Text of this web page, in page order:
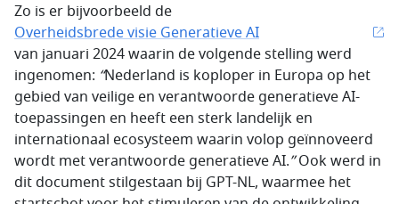
Zo is er bijvoorbeeld de
Overheidsbrede visie Generatieve AI
van januari 2024 waarin de volgende stelling werd
ingenomen: “Nederland is koploper in Europa op het
gebied van veilige en verantwoorde generatieve AI-
toepassingen en heeft een sterk landelijk en
internationaal ecosysteem waarin volop geïnnoveerd
wordt met verantwoorde generatieve AI.”Ook werd in
dit document stilgestaan bij GPT-NL, waarmee het